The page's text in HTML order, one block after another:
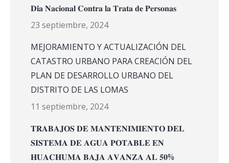
𝐃𝐢́𝐚 𝐍𝐚𝐜𝐢𝐨𝐧𝐚𝐥 𝐂𝐨𝐧𝐭𝐫𝐚 𝐥𝐚 𝐓𝐫𝐚𝐭𝐚 𝐝𝐞 𝐏𝐞𝐫𝐬𝐨𝐧𝐚𝐬
23 septiembre, 2024
MEJORAMIENTO Y ACTUALIZACIÓN DEL
CATASTRO URBANO PARA CREACIÓN DEL
PLAN DE DESARROLLO URBANO DEL
DISTRITO DE LAS LOMAS
11 septiembre, 2024
𝐓𝐑𝐀𝐁𝐀𝐉𝐎𝐒 𝐃𝐄 𝐌𝐀𝐍𝐓𝐄𝐍𝐈𝐌𝐈𝐄𝐍𝐓𝐎 𝐃𝐄𝐋
𝐒𝐈𝐒𝐓𝐄𝐌𝐀 𝐃𝐄 𝐀𝐆𝐔𝐀 𝐏𝐎𝐓𝐀𝐁𝐋𝐄 𝐄𝐍
𝐇𝐔𝐀𝐂𝐇𝐔𝐌𝐀 𝐁𝐀𝐉𝐀 𝐀𝐕𝐀𝐍𝐙𝐀 𝐀𝐋 𝟓𝟎%